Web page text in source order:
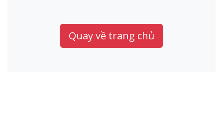
Quay về trang chủ